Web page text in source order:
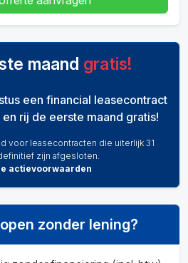
maand gratis!
een financial leasecontract
en rij de eerste maand gratis!
voor leasecontracten die uiterlijk 31
zijn afgesloten.
actievoorwaarden
zonder lening?